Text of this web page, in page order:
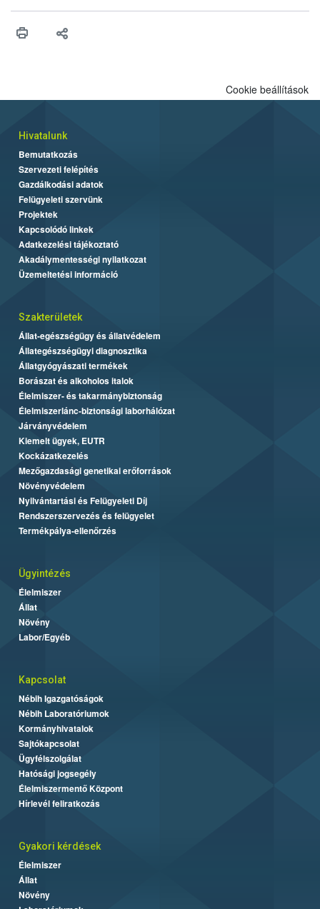
érésű szőlőkben is legyen lehetőség a károsító elleni további
felhasználók számára is elérhető és ökológiai termesztésben is
Cookie beállítások
Hivatalunk
Bemutatkozás
Szervezeti felépítés
Gazdálkodási adatok
Felügyeleti szervünk
Projektek
Kapcsolódó linkek
Adatkezelési tájékoztató
Akadálymentességi nyilatkozat
Üzemeltetési információ
Szakterületek
Állat-egészségügy és állatvédelem
Állategészségügyi diagnosztika
Állatgyógyászati termékek
Borászat és alkoholos italok
Élelmiszer- és takarmánybiztonság
Élelmiszerlánc-biztonsági laborhálózat
Járványvédelem
Kiemelt ügyek, EUTR
Kockázatkezelés
Mezőgazdasági genetikai erőforrások
Növényvédelem
Nyilvántartási és Felügyeleti Díj
Rendszerszervezés és felügyelet
Termékpálya-ellenőrzés
Ügyintézés
Élelmiszer
Állat
Növény
Labor/Egyéb
Kapcsolat
Nébih Igazgatóságok
Nébih Laboratóriumok
Kormányhivatalok
Sajtókapcsolat
Ügyfélszolgálat
Hatósági jogsegély
Élelmiszermentő Központ
Hírlevél feliratkozás
Gyakori kérdések
Élelmiszer
Állat
Növény